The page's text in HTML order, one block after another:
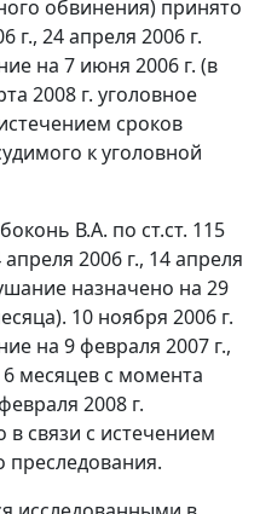
обвинения) принято
г., 24 апреля 2006 г.
на 7 июня 2006 г. (в
2008 г. уголовное
сроков
к уголовной
В.А. по ст.ст. 115
2006 г., 14 апреля
назначено на 29
10 ноября 2006 г.
на 9 февраля 2007 г.,
месяцев с момента
2008 г.
связи с истечением
преследования.